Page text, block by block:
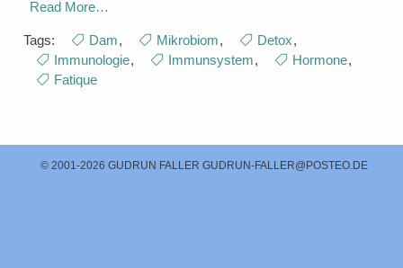
Read More…
Tags: Dam, Mikrobiom, Detox,
Immunologie, Immunsystem, Hormone,
Fatique
© 2001-2026 GUDRUN FALLER GUDRUN-FALLER@POSTEO.DE